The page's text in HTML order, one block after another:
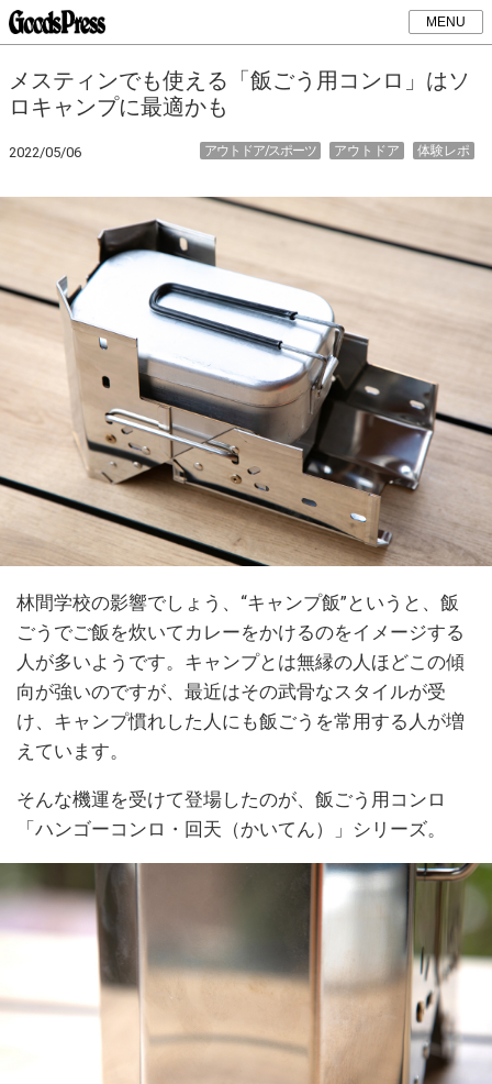
MENU
メスティンでも使える「飯ごう用コンロ」はソ
ロキャンプに最適かも
2022/05/06 体験レポ
アウトドア
アウトドア/スポーツ
林間学校の影響でしょう、“キャンプ飯”というと、飯
ごうでご飯を炊いてカレーをかけるのをイメージする
人が多いようです。キャンプとは無縁の人ほどこの傾
向が強いのですが、最近はその武骨なスタイルが受
け、キャンプ慣れした人にも飯ごうを常用する人が増
えています。
そんな機運を受けて登場したのが、飯ごう用コンロ
「ハンゴーコンロ・回天（かいてん）」シリーズ。